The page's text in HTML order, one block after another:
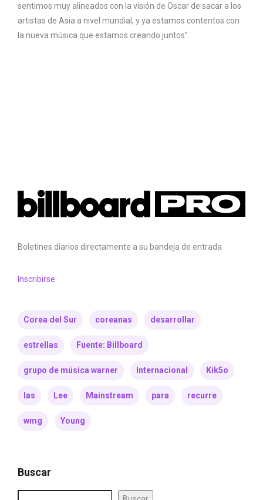
sentimos muy alineados con la visión de Oscar de sacar a los
artistas de Asia a nivel mundial, y ya estamos contentos con
la nueva música que estamos creando juntos”.
Boletines diarios directamente a su bandeja de entrada
Inscribirse
Corea del Sur coreanas desarrollar
estrellas Fuente: Billboard
grupo de música warner Internacional Kik5o
las Lee Mainstream para recurre
wmg Young
Buscar